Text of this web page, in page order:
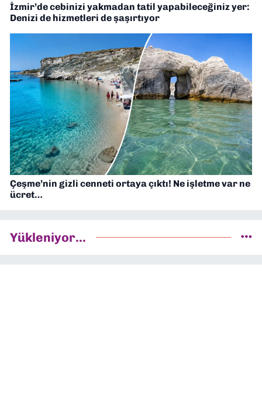
İzmir’de cebinizi yakmadan tatil yapabileceğiniz yer:
Denizi de hizmetleri de şaşırtıyor
Çeşme’nin gizli cenneti ortaya çıktı! Ne işletme var ne
ücret…
Yükleniyor...